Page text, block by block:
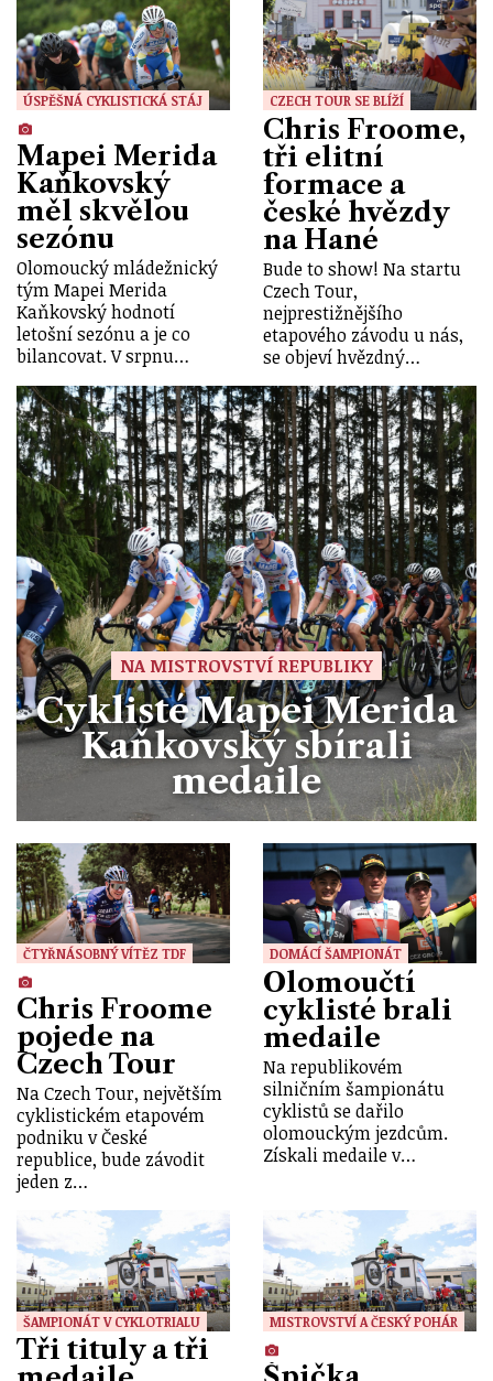
ÚSPĚŠNÁ CYKLISTICKÁ STÁJ
Mapei Merida
Kaňkovský
měl skvělou
sezónu
Olomoucký mládežnický
tým Mapei Merida
Kaňkovský hodnotí
letošní sezónu a je co
bilancovat. V srpnu…
CZECH TOUR SE BLÍŽÍ
Chris Froome,
tři elitní
formace a
české hvězdy
na Hané
Bude to show! Na startu
Czech Tour,
nejprestižnějšího
etapového závodu u nás,
se objeví hvězdný…
NA MISTROVSTVÍ REPUBLIKY
Cyklisté Mapei Merida
Kaňkovský sbírali
medaile
ČTYŘNÁSOBNÝ VÍTĚZ TDF
Chris Froome
pojede na
Czech Tour
Na Czech Tour, největším
cyklistickém etapovém
podniku v České
republice, bude závodit
jeden z…
DOMÁCÍ ŠAMPIONÁT
Olomoučtí
cyklisté brali
medaile
Na republikovém
silničním šampionátu
cyklistů se dařilo
olomouckým jezdcům.
Získali medaile v…
ŠAMPIONÁT V CYKLOTRIALU
Tři tituly a tři
MISTROVSTVÍ A ČESKÝ POHÁR